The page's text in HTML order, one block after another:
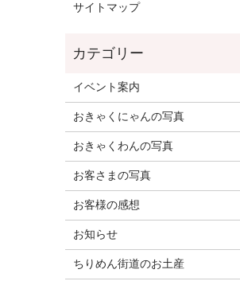
サイトマップ
イベント案内
おきゃくにゃんの写真
おきゃくわんの写真
お客さまの写真
お客様の感想
お知らせ
ちりめん街道のお土産